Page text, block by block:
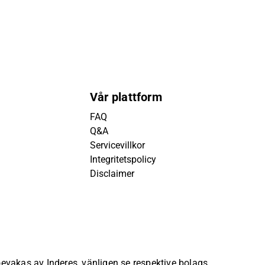
Vår plattform
FAQ
Q&A
Servicevillkor
Integritetspolicy
Disclaimer